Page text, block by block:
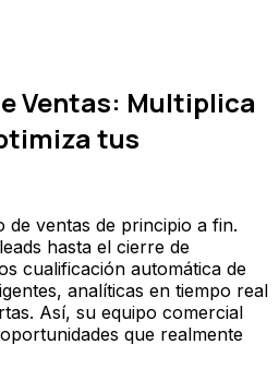
Ventas: Multiplica
tus
de ventas de principio a fin.
hasta el cierre de
cualificación automática de
analíticas en tiempo real
Así, su equipo comercial
que realmente